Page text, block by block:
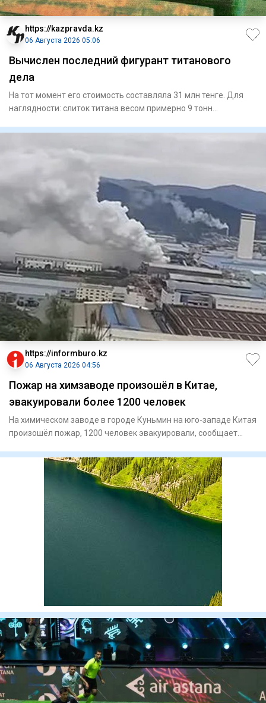
https://kazpravda.kz
06 Августа 2026 05:06
Вычислен последний фигурант титанового
дела
На тот момент его стоимость составляла 31 млн тенге. Для
наглядности: слиток титана весом примерно 9 тонн
https://informburo.kz
06 Августа 2026 04:56
Пожар на химзаводе произошёл в Китае,
эвакуировали более 1200 человек
На химическом заводе в городе Куньмин на юго-западе Китая
произошёл пожар, 1200 человек эвакуировали, сообщает